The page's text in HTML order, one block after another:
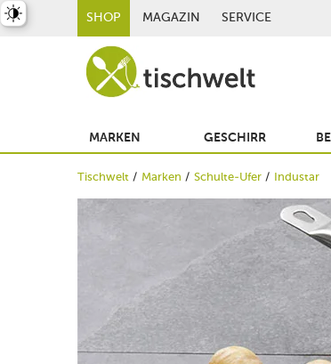
SHOP MAGAZIN SERVICE
MARKEN GESCHIRR
Tischwelt Marken Schulte-Ufer Industar
umschalten